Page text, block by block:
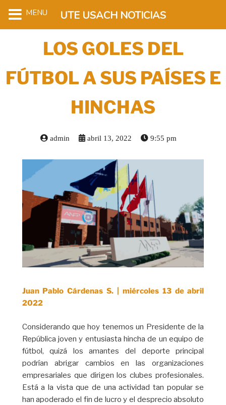
LOS GOLES DEL
FÚTBOL A SUS PAÍSES E
HINCHAS
admin abril 13, 2022 9:55 pm
Juan Pablo Cárdenas S. | miércoles 13 de abril
2022
Considerando que hoy tenemos un Presidente de la
República joven y entusiasta hincha de un equipo de
fútbol, quizá los amantes del deporte principal
podrían abrigar cambios en las organizaciones
empresariales que dirigen los clubes profesionales.
Está a la vista que de una actividad tan popular se
han apoderado el fin de lucro y el desprecio absoluto
MENU UTE USACH NOTICIAS